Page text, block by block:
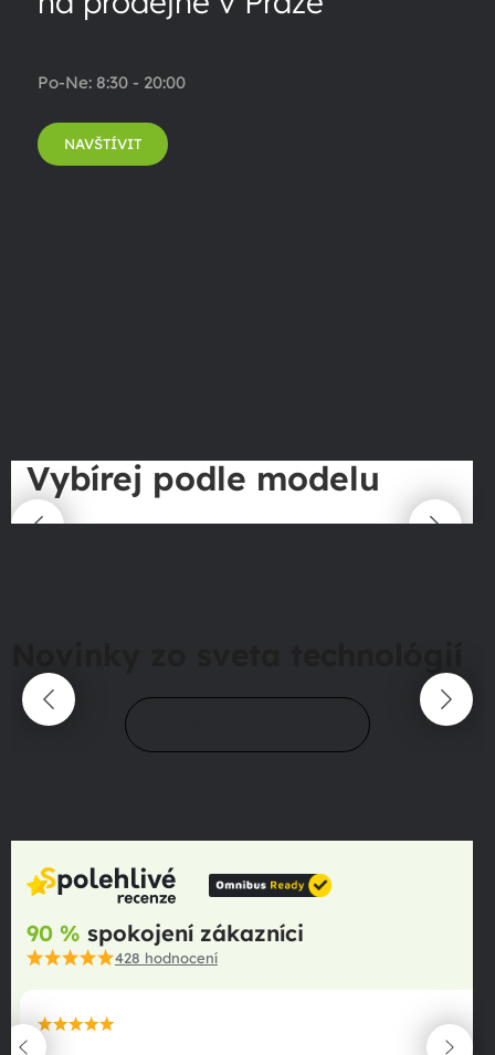
Po-Ne: 8:30 - 20:00
NAVŠTÍVIT
Vybírej podle modelu
90 % spokojení zákazníci
428 hodnocení
maximální spokojenost